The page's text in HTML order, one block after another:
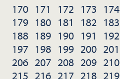
170 171 172 173 174
179 180 181 182 183
188 189 190 191 192
197 198 199 200 201
206 207 208 209 210
215 216 217 218 219